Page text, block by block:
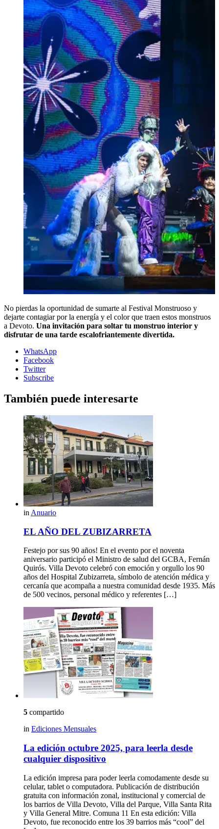
No pierdas la oportunidad de sumarte al Festival Monstruoso y
dejarte contagiar por la energía y el color que traen estos monstruos
a Devoto. Una invitación para soltar tu monstruo interior y
disfrutar de una tarde escalofriantemente divertida.
WhatsApp
Facebook
Twitter
Subscribe
También puede interesarte
in Anuario
EL AÑO DEL ZUBIZARRETA
Festejo por sus 90 años! En el evento por el noventa
aniversario participó el Ministro de salud del GCBA, Fernán
Quirós. Villa Devoto celebró con emoción y orgullo los 90
años del Hospital Zubizarreta, símbolo de atención médica y
cercanía que acompaña a nuestra comunidad desde 1935. Más
de 500 vecinos, personal médico y referentes […]
5 compartido
in Ediciones Mensuales
La edición octubre 2025, para leerla desde
cualquier dispositivo
La edición impresa para poder leerla comodamente desde su
celular, tablet o computadora. Publicación de distribución
gratuita con información zonal, institucional y comercial de
los barrios de Villa Devoto, Villa del Parque, Villa Santa Rita
y Villa General Mitre. Comuna 11 En esta edición: Villa
Devoto, fue reconocido entre los 39 barrios más “cool” del